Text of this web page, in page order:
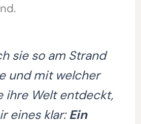
sie so am Strand
und mit welcher
ihre Welt entdeckt,
eines klar:Ein